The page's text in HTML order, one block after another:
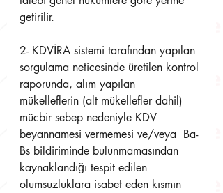
getirilir.
2- KDVİRA sistemi tarafından yapılan
sorgulama neticesinde üretilen kontrol
raporunda, alım yapılan
mükelleflerin (alt mükellefler dahil)
mücbir sebep nedeniyle KDV
beyannamesi vermemesi ve/veya  Ba-
Bs bildiriminde bulunmamasından
kaynaklandığı tespit edilen
olumsuzluklara isabet eden kısmın